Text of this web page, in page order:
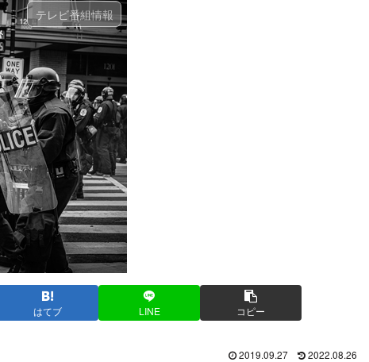
テレビ番組情報
はてブ LINE コピー
2019.09.27 2022.08.26